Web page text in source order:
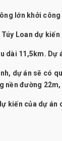
Loan dự
dài 11,5km.
dự án sẽ có
nền đường
kiến của dự án